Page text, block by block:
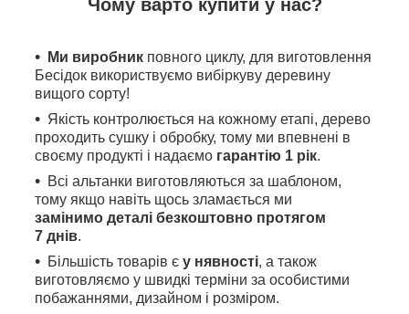
Чому варто купити у нас?
Ми виробник повного циклу, для виготовлення
Бесідок використвуємо вибіркуву деревину
вищого сорту!
Якість контролюється на кожному етапі, дерево
проходить сушку і обробку, тому ми впевнені в
своєму продукті і надаємо гарантію 1 рік.
Всі альтанки виготовляються за шаблоном,
тому якщо навіть щось зламається ми
замінимо деталі безкоштовно протягом
7 днів.
Більшість товарів є у нявності, а також
виготовляємо у швидкі терміни за особистими
побажаннями, дизайном і розміром.